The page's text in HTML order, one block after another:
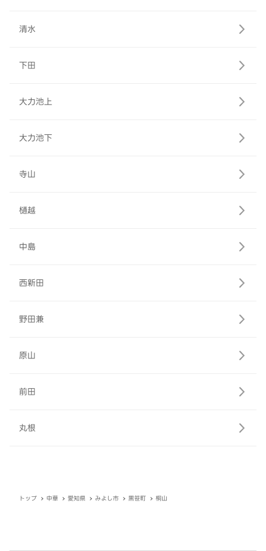
清水
下田
大力池上
大力池下
寺山
樋越
中島
西新田
野田兼
原山
前田
丸根
トップ 中華 愛知県 みよし市 黒笹町 桐山